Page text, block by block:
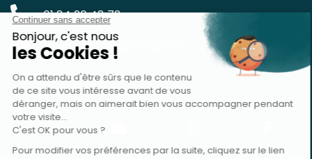
01 84 20 48 78
reservation@spotlag.com